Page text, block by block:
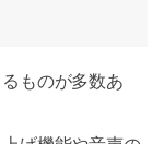
ものが多数あ